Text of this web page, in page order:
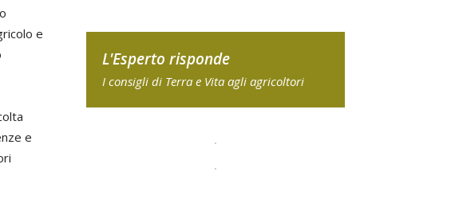
e
e
L'Esperto risponde
I consigli di Terra e Vita agli agricoltori